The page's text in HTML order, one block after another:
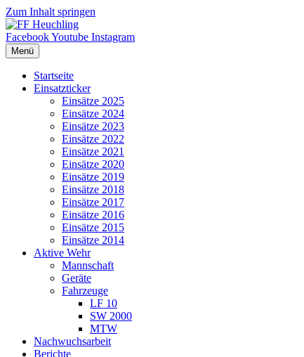
Zum Inhalt springen
FacebookYoutube Instagram
Menü
Startseite
Einsatzticker
Einsätze 2025
Einsätze 2024
Einsätze 2023
Einsätze 2022
Einsätze 2021
Einsätze 2020
Einsätze 2019
Einsätze 2018
Einsätze 2017
Einsätze 2016
Einsätze 2015
Einsätze 2014
Aktive Wehr
Mannschaft
Geräte
Fahrzeuge
LF 10
SW 2000
MTW
Nachwuchsarbeit
Berichte